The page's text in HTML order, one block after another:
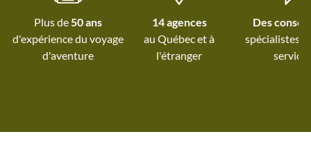
recommander fortement...
Plus de50 ans
d'expérience du voyage
d'aventure
14 agences
au Québec età
l'étranger
Des
spécialistes
service